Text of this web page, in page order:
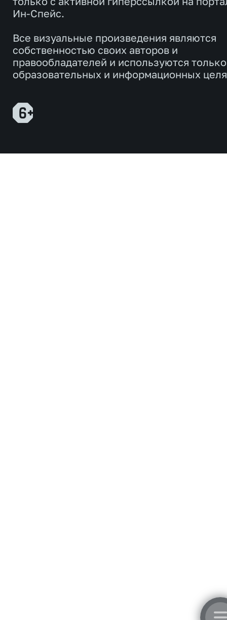
Ин-Спейс.
Все визуальные произведения являются
собственностью своих авторов и
правообладателей и используются
образовательных и информационных